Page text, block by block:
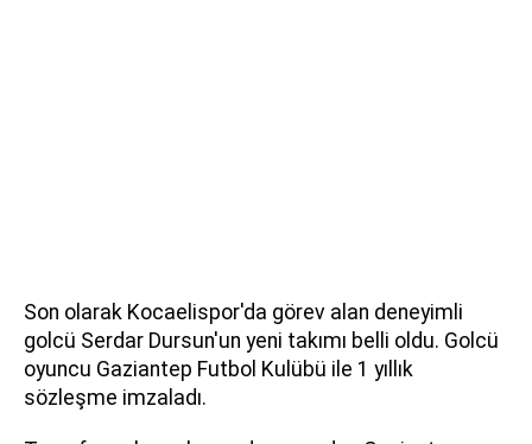
Son olarak Kocaelispor'da görev alan deneyimli
golcü Serdar Dursun'un yeni takımı belli oldu. Golcü
oyuncu Gaziantep Futbol Kulübü ile 1 yıllık
sözleşme imzaladı.